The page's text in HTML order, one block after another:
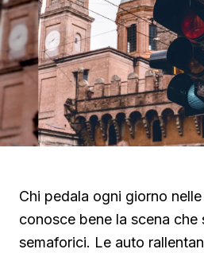
Chi pedala ogni giorno
conosce bene la scena che
semaforici. Le auto